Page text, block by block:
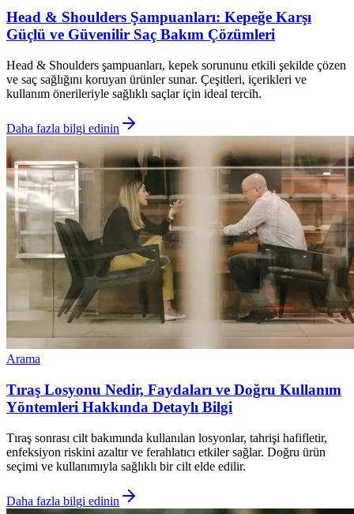
Head & Shoulders Şampuanları: Kepeğe Karşı
Güçlü ve Güvenilir Saç Bakım Çözümleri
Head & Shoulders şampuanları, kepek sorununu etkili şekilde çözen
ve saç sağlığını koruyan ürünler sunar. Çeşitleri, içerikleri ve
kullanım önerileriyle sağlıklı saçlar için ideal tercih.
Daha fazla bilgi edinin
Arama
Tıraş Losyonu Nedir, Faydaları ve Doğru Kullanım
Yöntemleri Hakkında Detaylı Bilgi
Tıraş sonrası cilt bakımında kullanılan losyonlar, tahrişi hafifletir,
enfeksiyon riskini azaltır ve ferahlatıcı etkiler sağlar. Doğru ürün
seçimi ve kullanımıyla sağlıklı bir cilt elde edilir.
Daha fazla bilgi edinin